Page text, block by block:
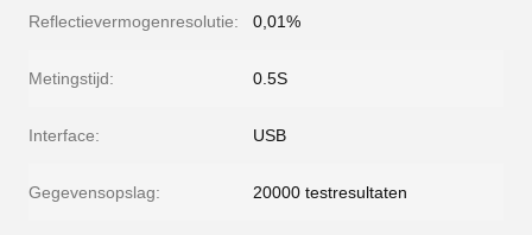
Reflectievermogenresolutie: 0,01%
Metingstijd: 0.5S
Interface: USB
Gegevensopslag: 20000 testresultaten